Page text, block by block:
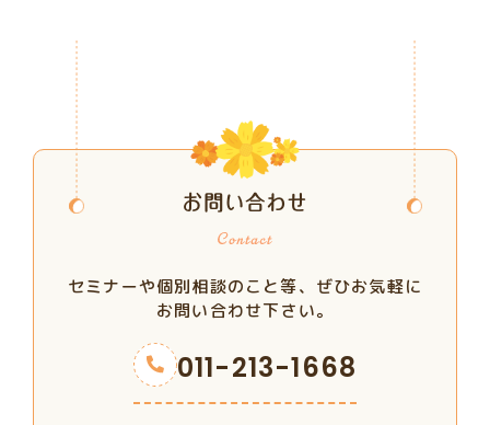
お問い合わせ
セミナーや個別相談のこと等、ぜひお気軽に
お問い合わせ下さい。
011-213-1668